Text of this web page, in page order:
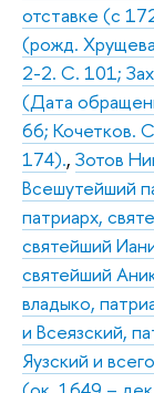
отставке (с
(рожд.
2-2. С. 101;
(Дата
66; Кочетков.
174)., Зотов
Всешутейший
патриарх,
святейший
святейший
владыко,
и Всеязский,
Яузский и